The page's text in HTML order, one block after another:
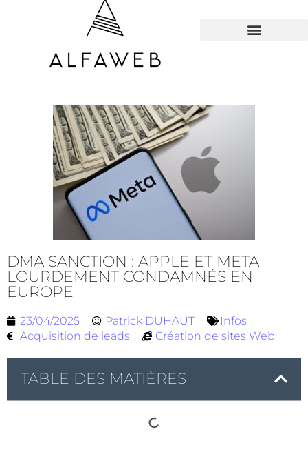
DMA SANCTION : APPLE ET META
LOURDEMENT CONDAMNÉS EN
EUROPE
23/04/2025 Patrick DUHAUT
Infos
Acquisition de leads
Création de sites Web
TABLE DES MATIÈRES